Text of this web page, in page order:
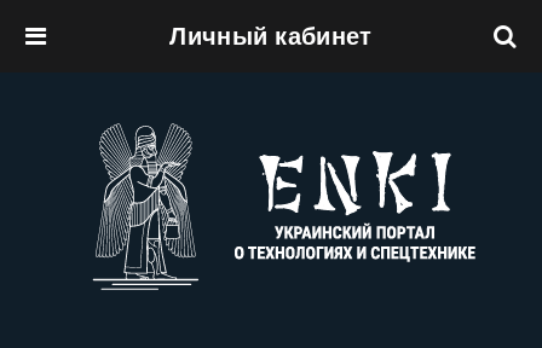
Личный кабинет